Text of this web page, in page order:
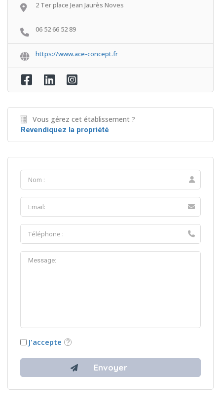
2 Ter place Jean Jaurès Noves
06 52 66 52 89
https://www.ace-concept.fr
Vous gérez cet établissement ?
Revendiquez la propriété
J'accepte